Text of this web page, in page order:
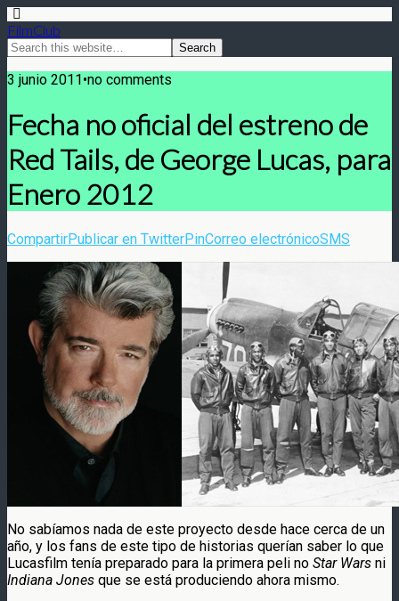
FilmClub
3 junio 2011•no comments
Fecha no oficial del estreno de
Red Tails, de George Lucas, para
Enero 2012
CompartirPublicar en TwitterPinCorreo electrónicoSMS
No sabíamos nada de este proyecto desde hace cerca de un
año, y los fans de este tipo de historias querían saber lo que
Lucasfilm tenía preparado para la primera peli no Star Wars ni
Indiana Jones que se está produciendo ahora mismo.